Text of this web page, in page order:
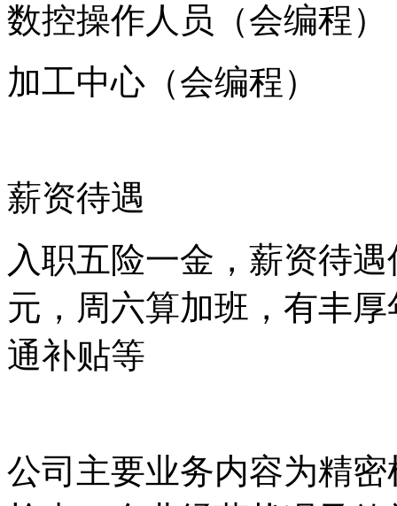
数控操作人员（会编程）
加工中心（会编程）
薪资待遇
入职五险一金，薪资待
元，周六算加班，有丰
通补贴等
公司主要业务内容为精